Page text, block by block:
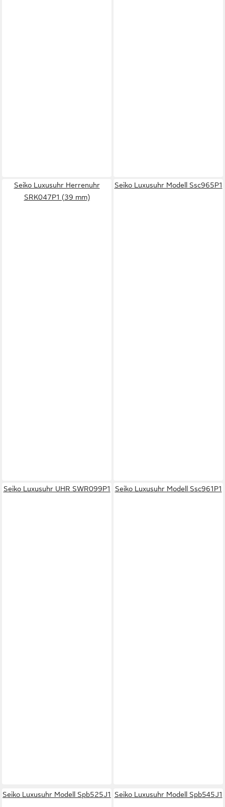
Seiko Luxusuhr Herrenuhr
SRK047P1 (39 mm)
Seiko Luxusuhr Modell Ssc965P1
Seiko Luxusuhr UHR SWR099P1 Seiko Luxusuhr Modell Ssc961P1
Seiko Luxusuhr Modell Spb525J1 Seiko Luxusuhr Modell Spb545J1